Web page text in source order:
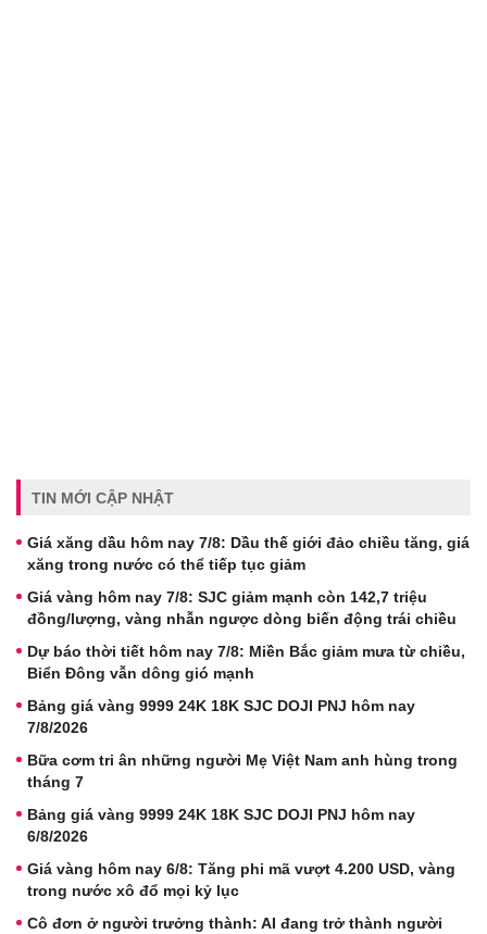
TIN MỚI CẬP NHẬT
Giá xăng dầu hôm nay 7/8: Dầu thế giới đảo chiều tăng, giá
xăng trong nước có thể tiếp tục giảm
Giá vàng hôm nay 7/8: SJC giảm mạnh còn 142,7 triệu
đồng/lượng, vàng nhẫn ngược dòng biến động trái chiều
Dự báo thời tiết hôm nay 7/8: Miền Bắc giảm mưa từ chiều,
Biển Đông vẫn dông gió mạnh
Bảng giá vàng 9999 24K 18K SJC DOJI PNJ hôm nay
7/8/2026
Bữa cơm tri ân những người Mẹ Việt Nam anh hùng trong
tháng 7
Bảng giá vàng 9999 24K 18K SJC DOJI PNJ hôm nay
6/8/2026
Giá vàng hôm nay 6/8: Tăng phi mã vượt 4.200 USD, vàng
trong nước xô đổ mọi kỷ lục
Cô đơn ở người trưởng thành: AI đang trở thành người